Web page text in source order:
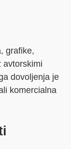
grafike,
avtorskimi
dovoljenja je
komercialna